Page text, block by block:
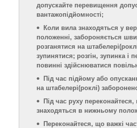
допускайте перевищення
вантажопідйомності;
Коли вила знаходяться у
положенні, забороняється
розганятися на штабелері
зупинятися; розгін, зупинка і
повинні здійснюватися
Під час підйому або
на штабелері(роклі)
Під час руху
знаходяться в нижньому
Переконайтеся, що важкі